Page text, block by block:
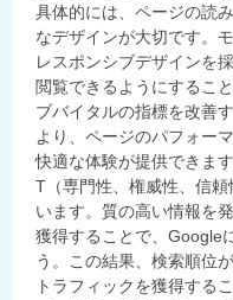
具体的には、ページの読
なデザインが大切です。
レスポンシブデザインを
閲覧できるようにするこ
ブバイタルの指標を改善
より、ページのパフォー
快適な体験が提供できま
T（専門性、権威性、信
います。質の高い情報を
獲得することで、Google
う。この結果、検索順位
トラフィックを獲得する